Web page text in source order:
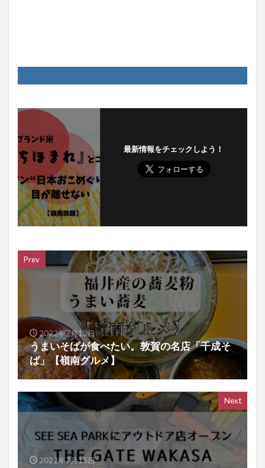
最新情報をチェックしよう！
Prev
2022年7月13日
うまいそばが食べたい。敦賀の名店「千成そ
ば」【嶺南グルメ】
Next
2022年7月15日